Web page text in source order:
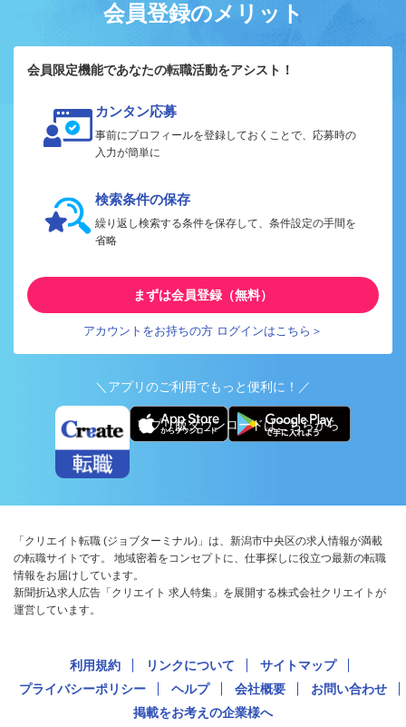
会員登録のメリット
会員限定機能であなたの転職活動をアシスト！
カンタン応募
事前にプロフィールを登録しておくことで、応募時の
入力が簡単に
検索条件の保存
繰り返し検索する条件を保存して、条件設定の手間を
省略
まずは会員登録（無料）
アカウントをお持ちの方 ログインはこちら＞
＼アプリのご利用でもっと便利に！／
アプリ版ダウンロードはこちらから
「クリエイト転職 (ジョブターミナル)」は、新潟市中央区の求人情報が満載
の転職サイトです。 地域密着をコンセプトに、仕事探しに役立つ最新の転職
情報をお届けしています。
新聞折込求人広告「クリエイト 求人特集」を展開する株式会社クリエイトが
運営しています。
利用規約 リンクについて
サイトマップ
プライバシーポリシー
ヘルプ 会社概要
お問い合わせ
掲載をお考えの企業様へ